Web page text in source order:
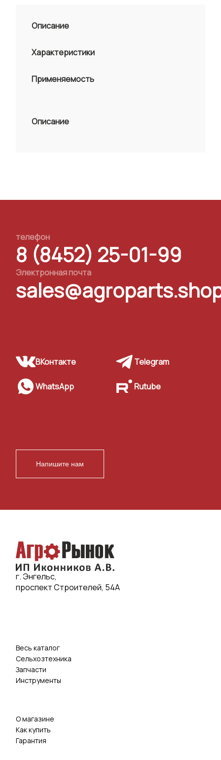
Описание
Характеристики
Применяемость
Описание
телефон
8 (8452) 25-01-99
Электронная почта
ВКонтакте Telegram
WhatsApp Rutube
Напишите нам
г. Энгельс,
проспект Строителей, 54А
Весь каталог
Сельхозтехника
Запчасти
Инструменты
О магазине
Как купить
Гарантия